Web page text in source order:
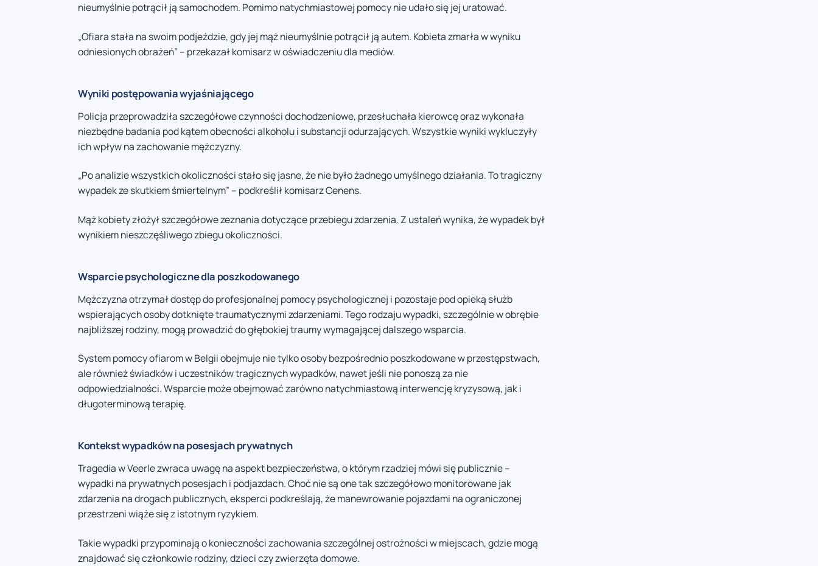
nieumyślnie potrącił ją samochodem. Pomimo natychmiastowej pomocy nie udało się jej uratować.
„Ofiara stała na swoim podjeździe, gdy jej mąż nieumyślnie potrącił ją autem. Kobieta zmarła w wyniku
odniesionych obrażeń” – przekazał komisarz w oświadczeniu dla mediów.
Wyniki postępowania wyjaśniającego
Policja przeprowadziła szczegółowe czynności dochodzeniowe, przesłuchała kierowcę oraz wykonała
niezbędne badania pod kątem obecności alkoholu i substancji odurzających. Wszystkie wyniki wykluczyły
ich wpływ na zachowanie mężczyzny.
„Po analizie wszystkich okoliczności stało się jasne, że nie było żadnego umyślnego działania. To tragiczny
wypadek ze skutkiem śmiertelnym” – podkreślił komisarz Cenens.
Mąż kobiety złożył szczegółowe zeznania dotyczące przebiegu zdarzenia. Z ustaleń wynika, że wypadek był
wynikiem nieszczęśliwego zbiegu okoliczności.
Wsparcie psychologiczne dla poszkodowanego
Mężczyzna otrzymał dostęp do profesjonalnej pomocy psychologicznej i pozostaje pod opieką służb
wspierających osoby dotknięte traumatycznymi zdarzeniami. Tego rodzaju wypadki, szczególnie w obrębie
najbliższej rodziny, mogą prowadzić do głębokiej traumy wymagającej dalszego wsparcia.
System pomocy ofiarom w Belgii obejmuje nie tylko osoby bezpośrednio poszkodowane w przestępstwach,
ale również świadków i uczestników tragicznych wypadków, nawet jeśli nie ponoszą za nie
odpowiedzialności. Wsparcie może obejmować zarówno natychmiastową interwencję kryzysową, jak i
długoterminową terapię.
Kontekst wypadków na posesjach prywatnych
Tragedia w Veerle zwraca uwagę na aspekt bezpieczeństwa, o którym rzadziej mówi się publicznie –
wypadki na prywatnych posesjach i podjazdach. Choć nie są one tak szczegółowo monitorowane jak
zdarzenia na drogach publicznych, eksperci podkreślają, że manewrowanie pojazdami na ograniczonej
przestrzeni wiąże się z istotnym ryzykiem.
Takie wypadki przypominają o konieczności zachowania szczególnej ostrożności w miejscach, gdzie mogą
znajdować się członkowie rodziny, dzieci czy zwierzęta domowe.